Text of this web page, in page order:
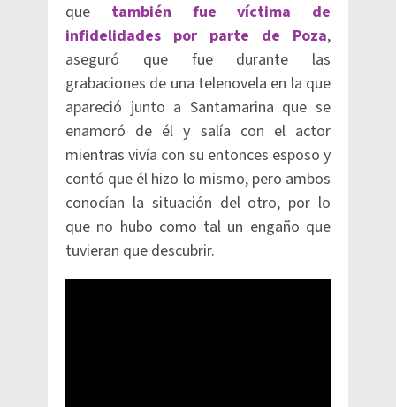
que también fue víctima de
infidelidades por parte de Poza,
aseguró que fue durante las
grabaciones de una telenovela en la que
apareció junto a Santamarina que se
enamoró de él y salía con el actor
mientras vivía con su entonces esposo y
contó que él hizo lo mismo, pero ambos
conocían la situación del otro, por lo
que no hubo como tal un engaño que
tuvieran que descubrir.